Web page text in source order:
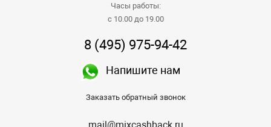
Часы работы:
с 10.00 до 19.00
8 (495) 975-94-42
Напишите нам
Заказать обратный звонок